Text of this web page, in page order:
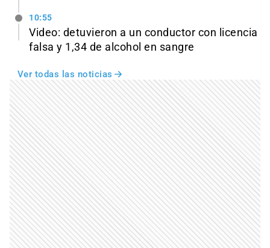
10:55
Video: detuvieron a un conductor con licencia
falsa y 1,34 de alcohol en sangre
Ver todas las noticias